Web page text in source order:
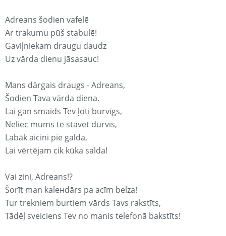
Adreans šodien vafelē
Ar trakumu pūš stabulē!
Gaviļniekam draugu daudz
Uz vārda dienu jāsasauc!
Mans dārgais draugs - Adreans,
Šodien Tava vārda diena.
Lai gan smaids Tev ļoti burvīgs,
Neliec mums te stāvēt durvīs,
Labāk aicini pie galda,
Lai vērtējam cik kūka salda!
Vai zini, Adreans!?
Šorīt man kaleнdārs pa acīm belza!
Tur trekniem burtiem vārds Tavs rakstīts,
Tādēļ sveiciens Tev no manis telefonā bakstīts!